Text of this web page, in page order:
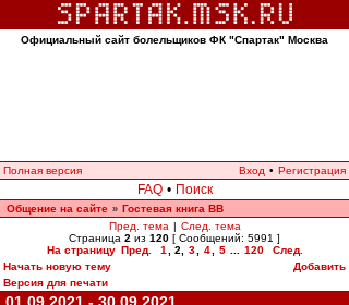
Официальный сайт болельщиков ФК "Спартак" Москва
Полная версия Вход • Регистрация
FAQ • Поиск
Общение на сайте » Гостевая книга ВВ
Пред. тема | След. тема
Страница 2 из 120 [ Сообщений: 5991 ]
На страницу Пред. 1 2 3 4 5 120
След.
Начать новую тему
Добавить
Версия для печати